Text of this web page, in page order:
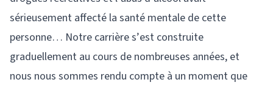
sérieusement affecté la santé mentale de cette
personne… Notre carrière s’est construite
graduellement au cours de nombreuses années, et
nous nous sommes rendu compte à un moment que